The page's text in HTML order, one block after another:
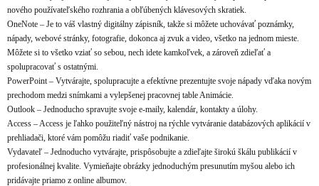
nového používateľského rozhrania a obľúbených klávesových skratiek.
OneNote – Je to váš vlastný digitálny zápisník, takže si môžete uchovávať poznámky,
nápady, webové stránky, fotografie, dokonca aj zvuk a video, všetko na jednom mieste.
Môžete si to všetko vziať so sebou, nech idete kamkoľvek, a zároveň zdieľať a
spolupracovať s ostatnými.
PowerPoint – Vytvárajte, spolupracujte a efektívne prezentujte svoje nápady vďaka novým
prechodom medzi snímkami a vylepšenej pracovnej table Animácie.
Outlook – Jednoducho spravujte svoje e-maily, kalendár, kontakty a úlohy.
Access – Access je ľahko použiteľný nástroj na rýchle vytváranie databázových aplikácií v
prehliadači, ktoré vám pomôžu riadiť vaše podnikanie.
Vydavateľ – Jednoducho vytvárajte, prispôsobujte a zdieľajte širokú škálu publikácií v
profesionálnej kvalite. Vymieňajte obrázky jednoduchým presunutím myšou alebo ich
pridávajte priamo z online albumov.